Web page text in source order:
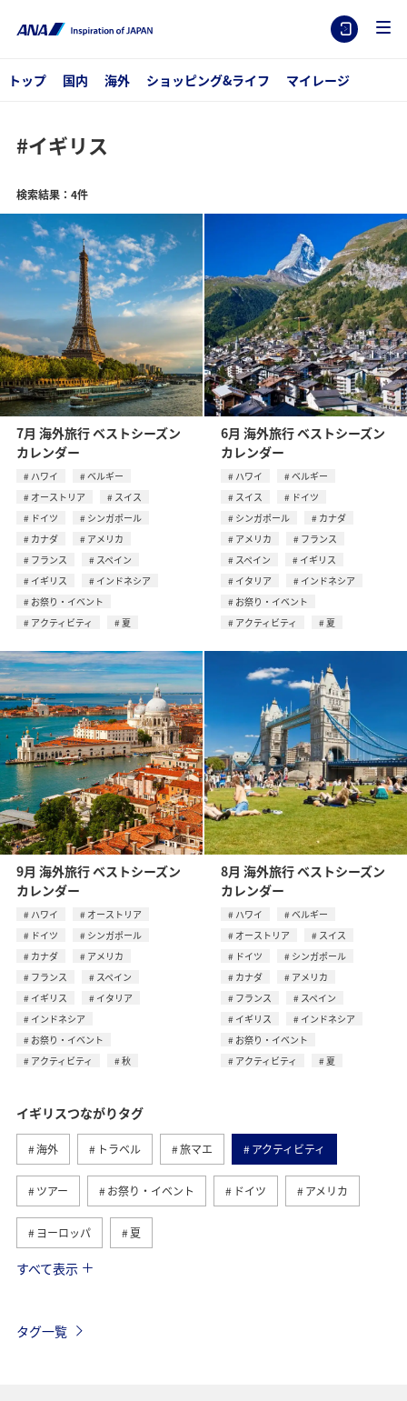
トップ 国内 海外 ショッピング&ライフ マイレージ
#イギリス
検索結果：4件
7月 海外旅行 ベストシーズン
カレンダー
ハワイ
ベルギー
オーストリア
スイス
ドイツ
シンガポール
カナダ
アメリカ
フランス
スペイン
イギリス
インドネシア
お祭り・イベント
アクティビティ
夏
6月 海外旅行 ベストシーズン
カレンダー
ハワイ
ベルギー
スイス
ドイツ
シンガポール
カナダ
アメリカ
フランス
スペイン
イギリス
イタリア
インドネシア
お祭り・イベント
アクティビティ
夏
9月 海外旅行 ベストシーズン
カレンダー
ハワイ
オーストリア
ドイツ
シンガポール
カナダ
アメリカ
フランス
スペイン
イギリス
イタリア
インドネシア
お祭り・イベント
アクティビティ
秋
8月 海外旅行 ベストシーズン
カレンダー
ハワイ
ベルギー
オーストリア
スイス
ドイツ
シンガポール
カナダ
アメリカ
フランス
スペイン
イギリス
インドネシア
お祭り・イベント
アクティビティ
夏
イギリスつながりタグ
海外 トラベル 旅マエ アクティビティ
ツアー お祭り・イベント ドイツ アメリカ
ヨーロッパ 夏
ハワイ
すべて表示
タグ一覧